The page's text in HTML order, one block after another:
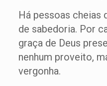
Há pessoas cheias
de sabedoria. Por
graça de Deus
nenhum proveito,
vergonha.